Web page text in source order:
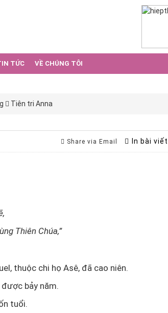
TỨC VỀ CHÚNG TÔI
Tiên tri Anna
Share via Email In bài viết
Thiên Chúa,”
thuộc chi họ Asê, đã cao niên.
bảy năm.
tuổi.